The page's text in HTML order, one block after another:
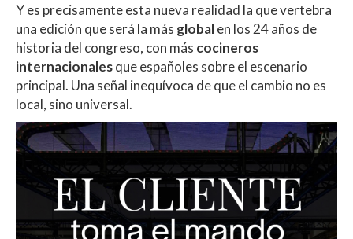
Y es precisamente esta nueva realidad la que vertebra
una edición que será la más globalen los 24 años de
historia del congreso, con más cocineros
internacionalesque españoles sobre el escenario
principal. Una señal inequívoca de que el cambio no es
local, sino universal.